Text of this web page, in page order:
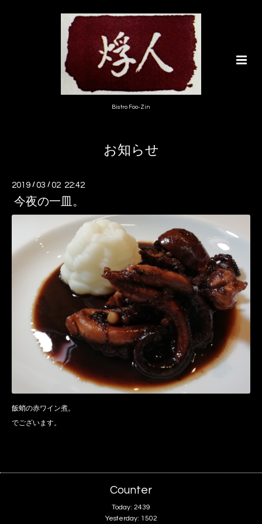
Bistro Foo-Zin
お知らせ
2019 /03 /02 22:42
今夜の一皿。
飯蛸の赤ワイン煮。
でございます。
Counter
Today: 2439
Yesterday: 1502